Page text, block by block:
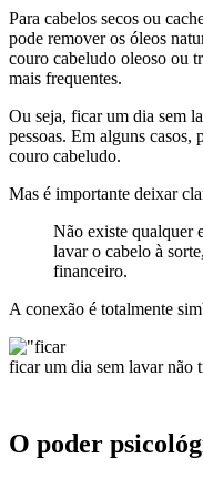
Para cabelos secos ou
pode remover os óleos
couro cabeludo oleoso ou
mais frequentes.
Ou seja, ficar um dia sem
pessoas. Em alguns
couro cabeludo.
Mas é importante deixar
Não existe qualquer
lavar o cabelo à
financeiro.
A conexão é totalmente
ficar um dia sem lavar não
O poder